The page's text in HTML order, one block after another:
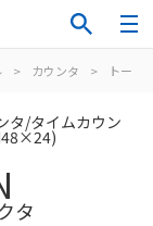
> カウンタ > トータ
タ/タイムカウン
タ